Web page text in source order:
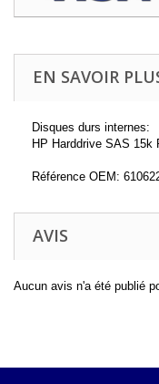
EN SAVOIR
Disques durs internes:
HP Harddrive SAS 15k
Référence OEM:
AVIS
Aucun avis n'a été publié